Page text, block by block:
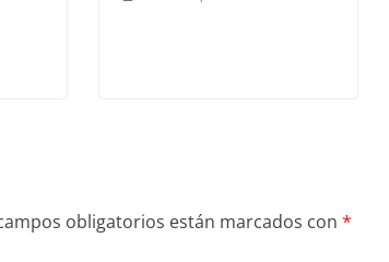
obligatorios están marcados con *